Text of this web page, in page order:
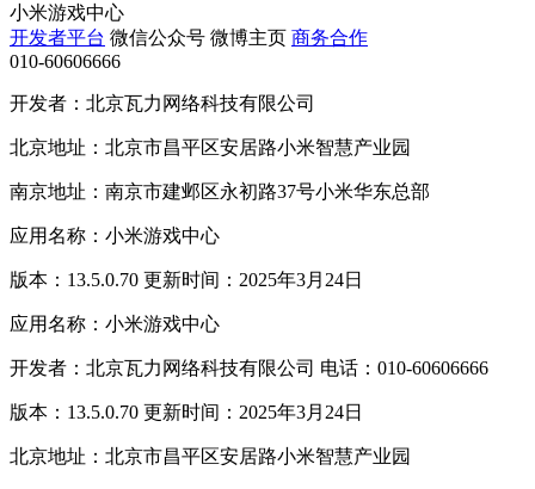
小米游戏中心
开发者平台 微信公众号 微博主页 商务合作
010-60606666
开发者：北京瓦力网络科技有限公司
北京地址：北京市昌平区安居路小米智慧产业园
南京地址：南京市建邺区永初路37号小米华东总部
应用名称：小米游戏中心
版本：13.5.0.70 更新时间：2025年3月24日
应用名称：小米游戏中心
开发者：北京瓦力网络科技有限公司 电话：010-60606666
版本：13.5.0.70 更新时间：2025年3月24日
北京地址：北京市昌平区安居路小米智慧产业园